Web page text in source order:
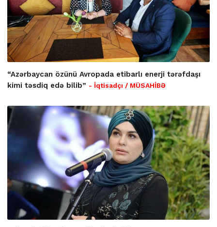
“Azərbaycan özünü Avropada etibarlı enerji tərəfdaşı
kimi təsdiq edə bilib” - İqtisadçı / MÜSAHİBƏ